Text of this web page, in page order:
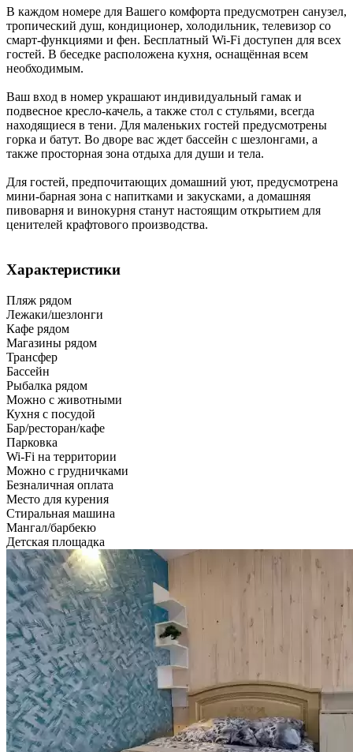
В каждом номере для Вашего комфорта предусмотрен санузел,
тропический душ, кондиционер, холодильник, телевизор со
смарт-функциями и фен. Бесплатный Wi-Fi доступен для всех
гостей. В беседке расположена кухня, оснащённая всем
необходимым.
Ваш вход в номер украшают индивидуальный гамак и
подвесное кресло-качель, а также стол с стульями, всегда
находящиеся в тени. Для маленьких гостей предусмотрены
горка и батут. Во дворе вас ждет бассейн с шезлонгами, а
также просторная зона отдыха для души и тела.
Для гостей, предпочитающих домашний уют, предусмотрена
мини-барная зона с напитками и закусками, а домашняя
пивоварня и винокурня станут настоящим открытием для
ценителей крафтового производства.
Характеристики
Пляж рядом
Лежаки/шезлонги
Кафе рядом
Магазины рядом
Трансфер
Бассейн
Рыбалка рядом
Можно с животными
Кухня с посудой
Бар/ресторан/кафе
Парковка
Wi-Fi на территории
Можно с грудничками
Безналичная оплата
Место для курения
Стиральная машина
Мангал/барбекю
Детская площадка